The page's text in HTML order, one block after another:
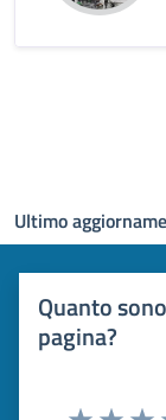
Ultimo
Quanto
pagina?